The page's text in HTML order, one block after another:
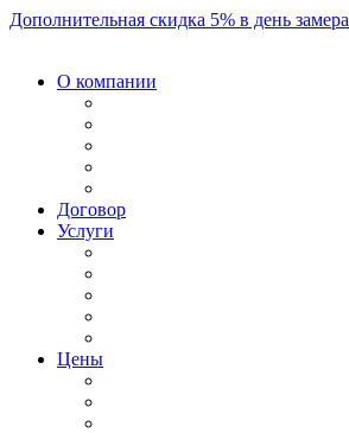
Дополнительная скидка 5% в день замера
О компании
Договор
Услуги
Цены